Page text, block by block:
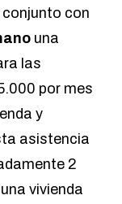
con
una
las
por mes
y
asistencia
2
vivienda